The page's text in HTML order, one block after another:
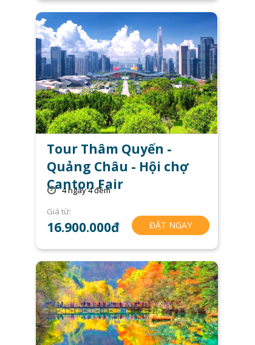
Tour Thâm Quyến -
Quảng Châu - Hội chợ
Canton Fair
Giá từ:
16.900.000đ ĐẶT NGAY
4 ngày 4 đêm